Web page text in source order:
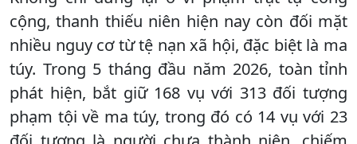
cộng, thanh thiếu niên hiện nay còn đối mặt
nhiều nguy cơ từ tệ nạn xã hội, đặc biệt là ma
túy. Trong 5 tháng đầu năm 2026, toàn tỉnh
phát hiện, bắt giữ 168 vụ với 313 đối tượng
phạm tội về ma túy, trong đó có 14 vụ với 23